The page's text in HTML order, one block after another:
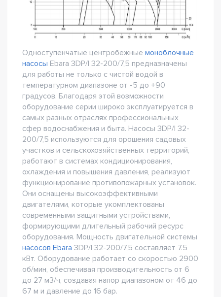
Одноступенчатые центробежные моноблочные
насосы Ebara 3DP/I 32-200/7,5 предназначены
для работы не только с чистой водой в
температурном диапазоне от -5 до +90
градусов. Благодаря этой возможности
оборудование серии широко эксплуатируется в
самых разных отраслях профессиональных
сфер водоснабжения и быта. Насосы 3DP/I 32-
200/7,5 используются для орошения садовых
участков и сельскохозяйственных территорий,
работают в системах кондиционирования,
охлаждения и повышения давления, реализуют
функционирование противопожарных установок.
Они оснащены высокоэффективными
двигателями, которые укомплектованы
современными защитными устройствами,
формирующими длительный рабочий ресурс
оборудования. Мощность двигательной системы
насосов Ebara 3DP/I 32-200/7,5 составляет 7.5
кВт. Оборудование работает со скоростью 2900
об/мин, обеспечивая производительность от 6
до 27 м3/ч, создавая напор диапазоном от 46 до
67 м и давление до 16 бар.